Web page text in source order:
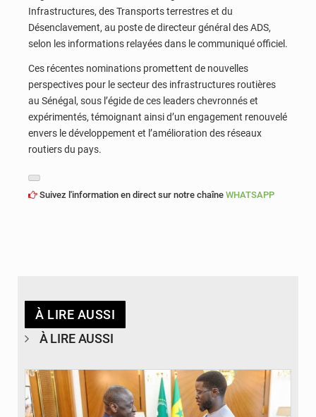
Infrastructures, des Transports terrestres et du
Désenclavement, au poste de directeur général des ADS,
selon les informations relayées dans le communiqué officiel.
Ces récentes nominations promettent de nouvelles
perspectives pour le secteur des infrastructures routières
au Sénégal, sous l’égide de ces leaders chevronnés et
expérimentés, témoignant ainsi d’un engagement renouvelé
envers le développement et l’amélioration des réseaux
routiers du pays.
Suivez l'information en direct sur notre chaîne WHATSAPP
À LIRE AUSSI
À LIRE AUSSI